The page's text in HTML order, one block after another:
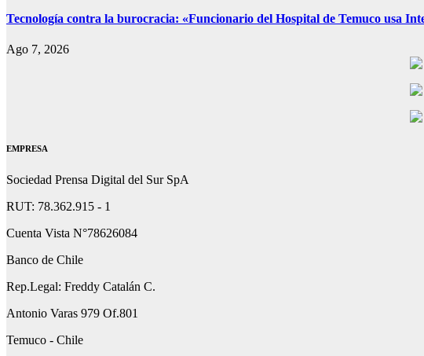
Tecnología contra la burocracia: «Funcionario del Hospital de Temuco usa
Ago 7, 2026
EMPRESA
Sociedad Prensa Digital del Sur SpA
RUT: 78.362.915 - 1
Cuenta Vista N°78626084
Banco de Chile
Rep.Legal: Freddy Catalán C.
Antonio Varas 979 Of.801
Temuco - Chile